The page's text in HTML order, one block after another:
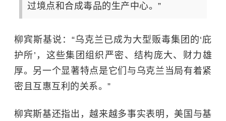
过境点和合成毒品的生产中心。”
柳宾斯基说：“乌克兰已成为大型贩毒集团的‘庇
护所’，这些集团组织严密、结构庞大、财力雄
厚。另一个显著特点是它们与乌克兰当局有着紧
密且互惠互利的关系。”
柳宾斯基还指出，越来越多事实表明，美国与基